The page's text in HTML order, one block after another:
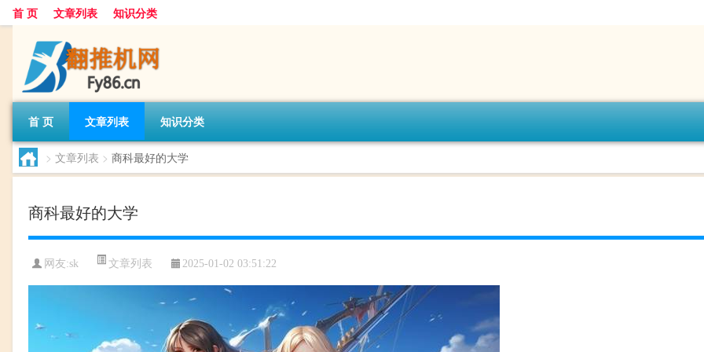
首 页 文章列表 知识分类
首 页 文章列表 知识分类
> 文章列表 > 商科最好的大学
商科最好的大学
网友:sk 文章列表 2025-01-02 03:51:22